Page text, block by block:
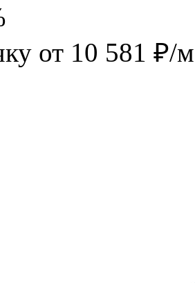
от 10 581 ₽/